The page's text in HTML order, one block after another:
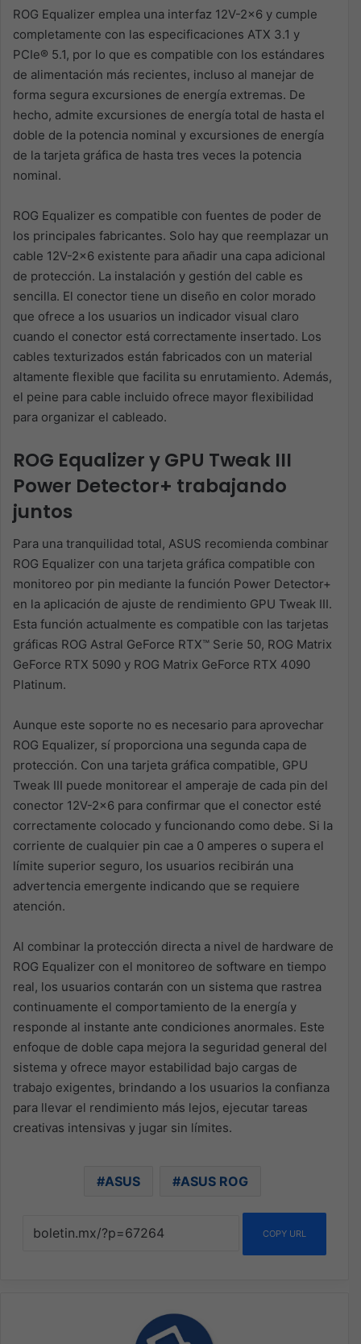
ROG Equalizer emplea una interfaz 12V-2×6 y cumple
completamente con las especificaciones ATX 3.1 y
PCIe® 5.1, por lo que es compatible con los estándares
de alimentación más recientes, incluso al manejar de
forma segura excursiones de energía extremas. De
hecho, admite excursiones de energía total de hasta el
doble de la potencia nominal y excursiones de energía
de la tarjeta gráfica de hasta tres veces la potencia
nominal.
ROG Equalizer es compatible con fuentes de poder de
los principales fabricantes. Solo hay que reemplazar un
cable 12V-2×6 existente para añadir una capa adicional
de protección. La instalación y gestión del cable es
sencilla. El conector tiene un diseño en color morado
que ofrece a los usuarios un indicador visual claro
cuando el conector está correctamente insertado. Los
cables texturizados están fabricados con un material
altamente flexible que facilita su enrutamiento. Además,
el peine para cable incluido ofrece mayor flexibilidad
para organizar el cableado.
ROG Equalizer y GPU Tweak III
Power Detector+ trabajando
juntos
Para una tranquilidad total, ASUS recomienda combinar
ROG Equalizer con una tarjeta gráfica compatible con
monitoreo por pin mediante la función Power Detector+
en la aplicación de ajuste de rendimiento GPU Tweak III.
Esta función actualmente es compatible con las tarjetas
gráficas ROG Astral GeForce RTX™ Serie 50, ROG Matrix
GeForce RTX 5090 y ROG Matrix GeForce RTX 4090
Platinum.
Aunque este soporte no es necesario para aprovechar
ROG Equalizer, sí proporciona una segunda capa de
protección. Con una tarjeta gráfica compatible, GPU
Tweak III puede monitorear el amperaje de cada pin del
conector 12V-2×6 para confirmar que el conector esté
correctamente colocado y funcionando como debe. Si la
corriente de cualquier pin cae a 0 amperes o supera el
límite superior seguro, los usuarios recibirán una
advertencia emergente indicando que se requiere
atención.
Al combinar la protección directa a nivel de hardware de
ROG Equalizer con el monitoreo de software en tiempo
real, los usuarios contarán con un sistema que rastrea
continuamente el comportamiento de la energía y
responde al instante ante condiciones anormales. Este
enfoque de doble capa mejora la seguridad general del
sistema y ofrece mayor estabilidad bajo cargas de
trabajo exigentes, brindando a los usuarios la confianza
para llevar el rendimiento más lejos, ejecutar tareas
creativas intensivas y jugar sin límites.
ASUS ASUS ROG
COPY URL